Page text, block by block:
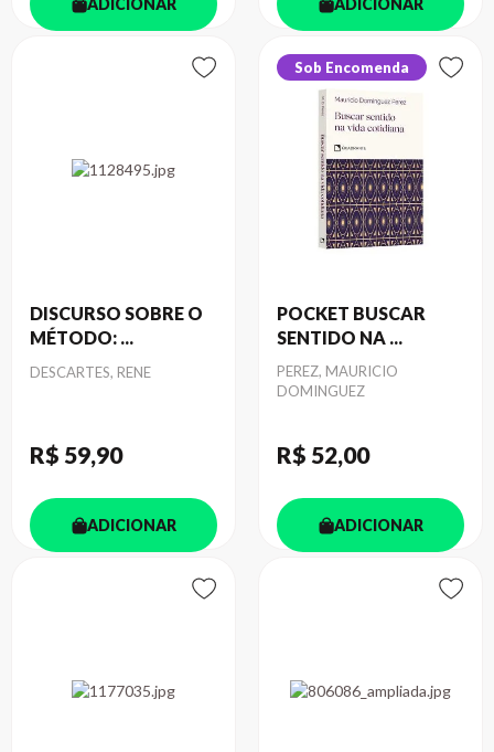
ADICIONAR ADICIONAR
DISCURSO SOBRE O
MÉTODO: ...
Autor
DESCARTES, RENE
R$ 59,90
ADICIONAR
Sob Encomenda
POCKET BUSCAR
SENTIDO NA ...
Autor
PEREZ, MAURICIO
DOMINGUEZ
R$ 52,00
ADICIONAR